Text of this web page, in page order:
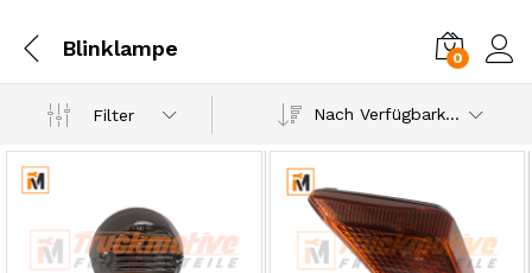
Blinklampe 0
Filter Nach Verfügbarkeit